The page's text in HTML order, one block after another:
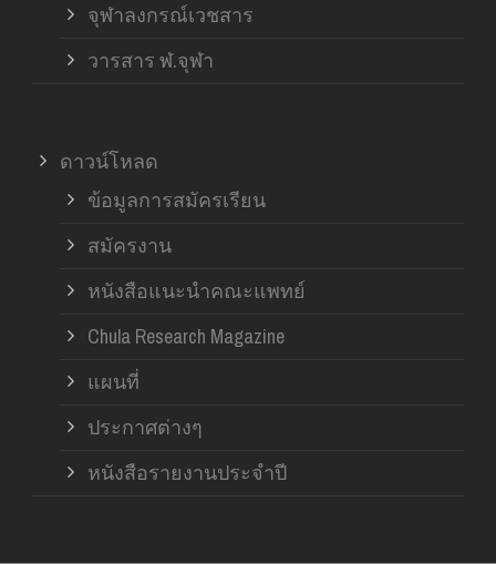
จุฬาลงกรณ์เวชสาร
วารสาร ฬ.จุฬา
ดาวน์โหลด
ข้อมูลการสมัครเรียน
สมัครงาน
หนังสือแนะนำคณะแพทย์
Chula Research Magazine
แผนที่
ประกาศต่างๆ
หนังสือรายงานประจำปี